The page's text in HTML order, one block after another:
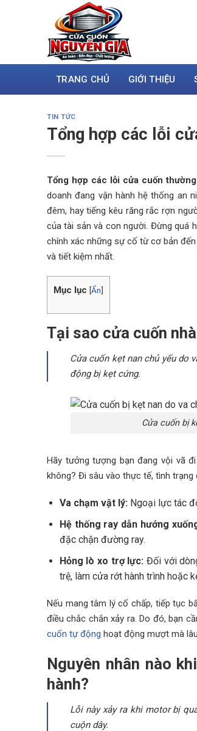
TRANG CHỦ GIỚI THIỆU
TIN TỨC
Tổng hợp các lỗi
Tổng hợp các lỗi cửa cuốn
doanh đang vận hành hệ thống an
đêm, hay tiếng kêu răng rắc rợn
của tài sản và con người. Đừng quá
chính xác những sự cố từ cơ bản
và tiết kiệm nhất.
Mục lục [Ẩn]
Tại sao cửa cuốn
Cửa cuốn kẹt nan chủ yếu do
động bị kẹt cứng.
Cửa cuốn bị
Hãy tưởng tượng bạn đang vội vã
không? Đi sâu vào thực tế, tình
Va chạm vật lý:Ngoại lực tác
Hệ thống ray dẫn hướng
đặc chặn đường ray.
Hỏng lò xo trợ lực: Đối với
trệ, làm cửa rớt hành trình hoặc
Nếu mang tâm lý cố chấp, tiếp tục
điều chắc chắn xảy ra. Do đó, bạn
cuốn tự động hoạt động mượt mà
Nguyên nhân nào
hành?
Lỗi này xảy ra khi motor bị
cuộn dây.